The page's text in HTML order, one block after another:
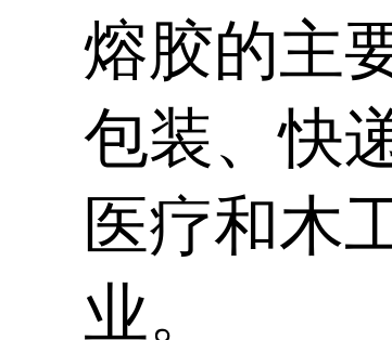
熔胶的主
包装、快
医疗和木
业。